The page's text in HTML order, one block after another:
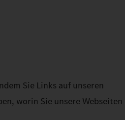
Sie Links auf unseren
worin Sie unsere Webseiten